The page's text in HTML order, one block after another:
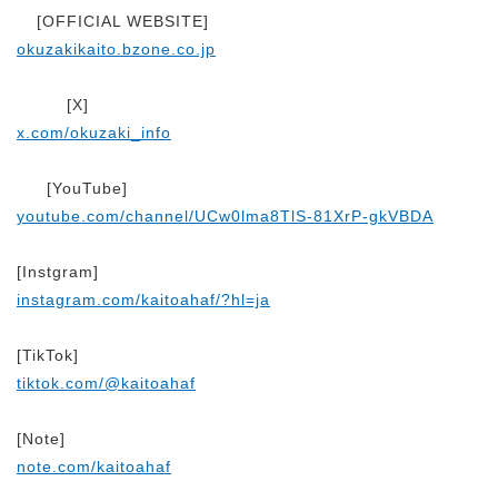
[OFFICIAL WEBSITE]
okuzakikaito.bzone.co.jp
[X]
x.com/okuzaki_info
[YouTube]
youtube.com/channel/UCw0lma8TlS-81XrP-gkVBDA
[Instgram]
instagram.com/kaitoahaf/?hl=ja
[TikTok]
tiktok.com/@kaitoahaf
[Note]
note.com/kaitoahaf